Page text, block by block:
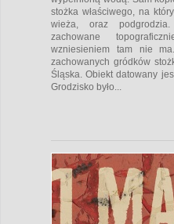
stożka właściwego, na
wieża, oraz
zachowane
wzniesieniem tam nie
zachowanych gródków
Śląska. Obiekt datowany
Grodzisko było...